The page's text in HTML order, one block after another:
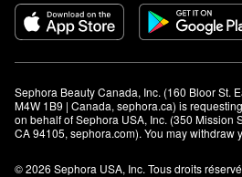
Sephora Beauty Canada, Inc. (160 Bloor St.
M4W 1B9 | Canada, sephora.ca) is
on behalf of Sephora USA, Inc. (350 Mission
CA 94105, sephora.com). You may withdraw
© 2026 Sephora USA, Inc. Tous droits